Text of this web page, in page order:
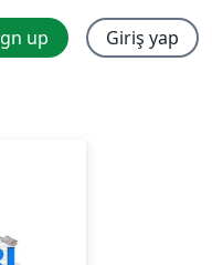
up Giriş yap